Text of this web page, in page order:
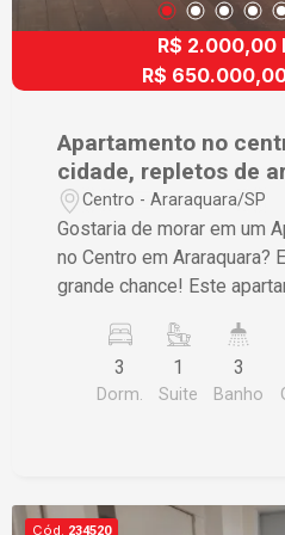
social e 1 vaga de
Agende sua visita e venha
este excelente
praticidade e qualidade de
imóvel pronto para receber
família.
R$ 2.000,00
R$
Apartamento no
cidade, repletos de
Centro - Araraquara/SP
Gostaria de morar em um
no Centro em Araraquara?
grande chance! Este
família passarem os
momentos juntos. O imóvel
03 dormitórios com
lavanderia, dormitório e
3
Dorm.
1
Suite
3
Banho
Cód. 234520